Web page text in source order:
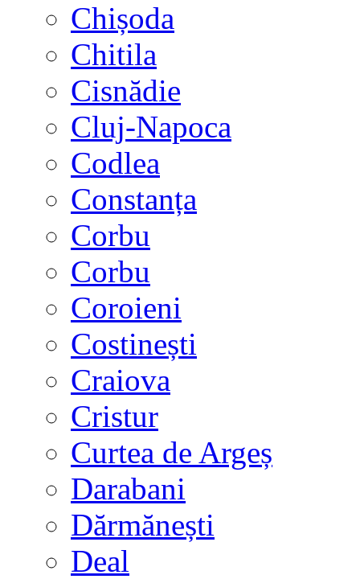
Chișoda
Chitila
Cisnădie
Cluj-Napoca
Codlea
Constanța
Corbu
Corbu
Coroieni
Costinești
Craiova
Cristur
Curtea de Argeș
Darabani
Dărmănești
Deal